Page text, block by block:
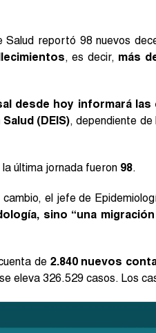
reportó 98 nuevos
, es decir, más
desde hoy informará
(DEIS), dependiente
última jornada fueron 98.
el jefe de
sino “una
de 2.840 nuevos
eleva 326.529 casos. Los